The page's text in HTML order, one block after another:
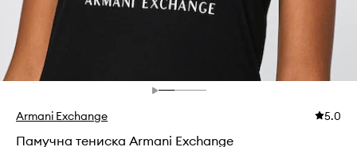
Armani Exchange 5.0
Памучна тениска Armani Exchange